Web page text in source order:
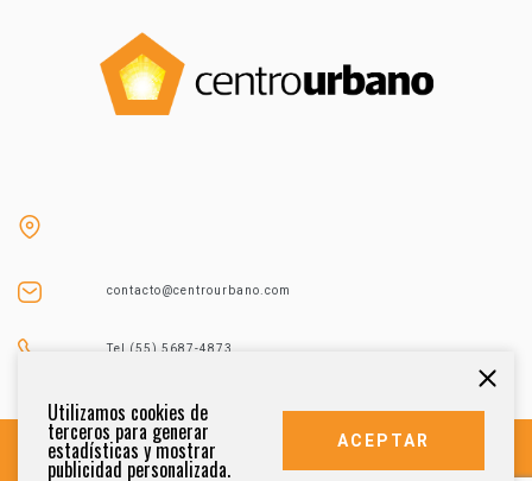
contacto@centrourbano.com
Tel (55) 5687-4873
Utilizamos cookies de
terceros para generar
estadísticas y mostrar
publicidad personalizada.
ACEPTAR